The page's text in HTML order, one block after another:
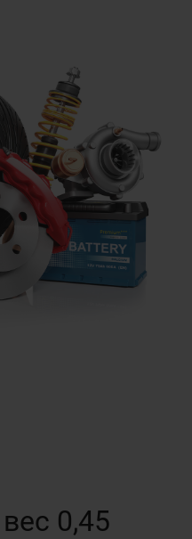
0,45